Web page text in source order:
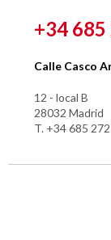
+34
Calle Casco
12 - local B
28032 Madrid
T. +34 685